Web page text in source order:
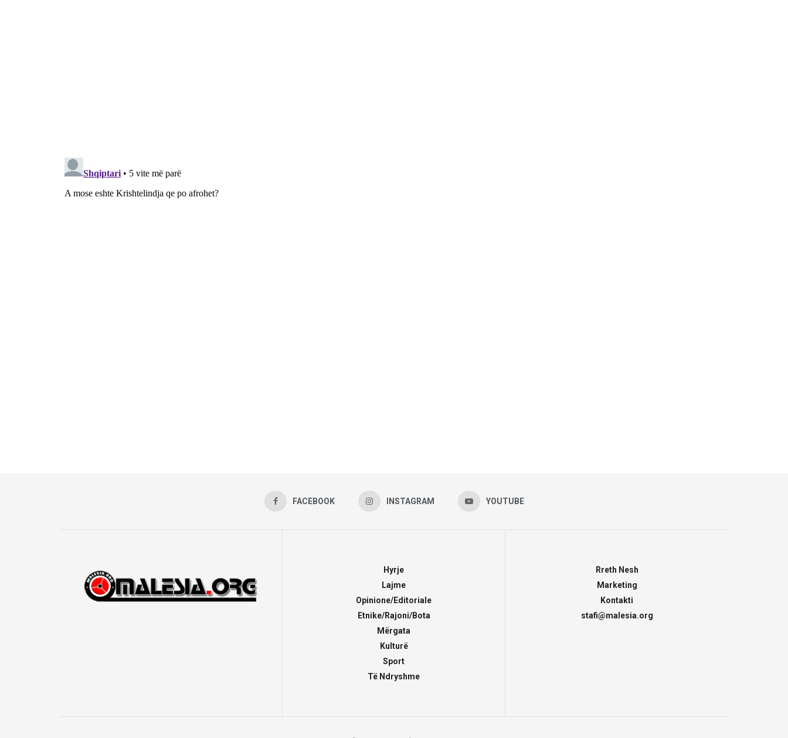
FACEBOOK INSTAGRAM YOUTUBE
Hyrje
Lajme
Opinione/Editoriale
Etnike/Rajoni/Bota
Mërgata
Kulturë
Sport
Të Ndryshme
Rreth Nesh
Marketing
Kontakti
stafi@malesia.org